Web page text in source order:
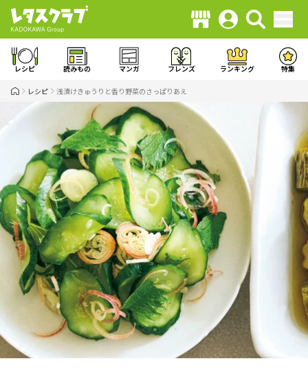
レシピ 読みもの マンガ フレンズ ランキング 特集
レシピ 浅漬けきゅうりと香り野菜のさっぱりあえ